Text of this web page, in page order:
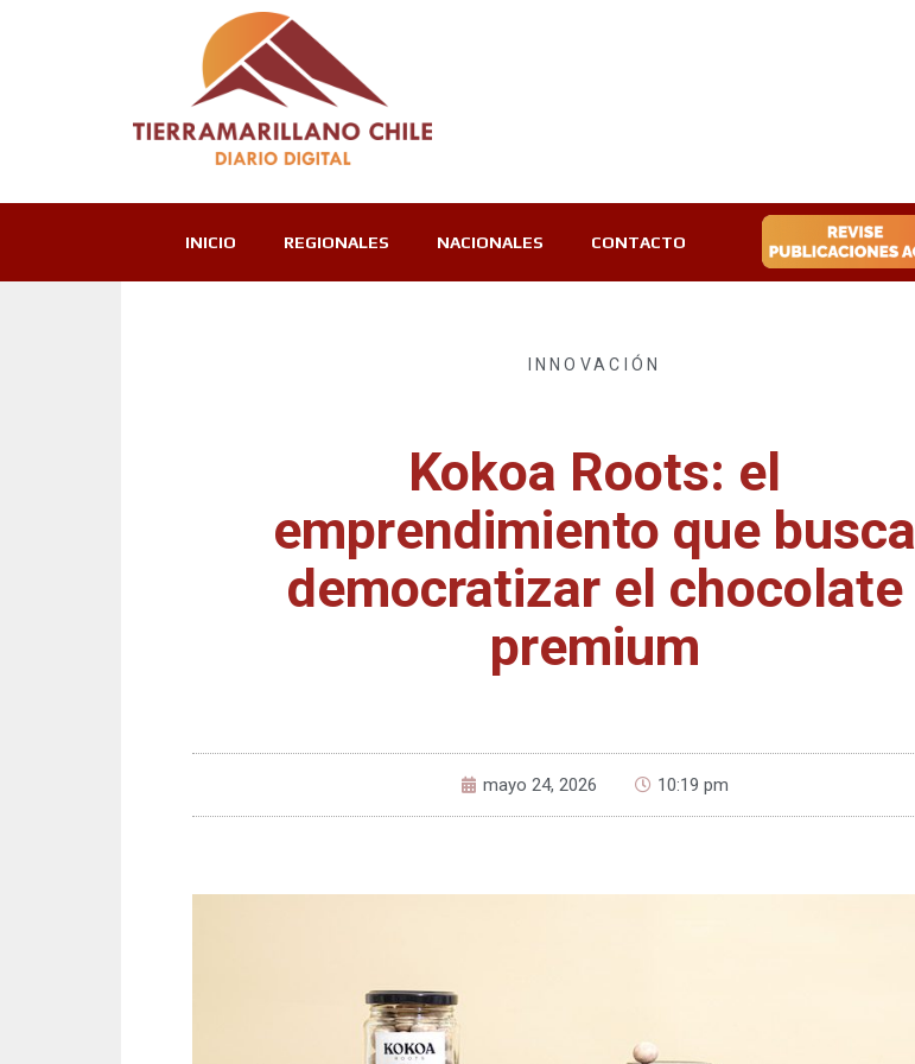
INICIO REGIONALES NACIONALES CONTACTO
INNOVACIÓN
Kokoa Roots: el
emprendimiento que busca
democratizar el chocolate
premium
mayo 24, 2026 10:19 pm